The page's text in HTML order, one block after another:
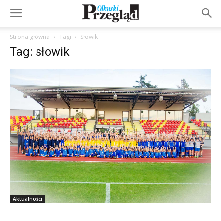
Strona główna Tagi Słowik
Tag: słowik
Aktualności